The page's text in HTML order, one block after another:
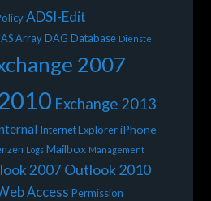
ADSI-Edit
Array DAG Database Dienste
2007
Exchange 2013
Internet Explorer iPhone
Logs Mailbox Management
2007 Outlook 2010
Access Permission